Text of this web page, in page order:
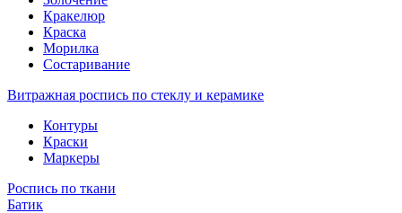
Кракелюр
Краска
Морилка
Состаривание
Витражная роспись по стеклу и керамике
Контуры
Краски
Маркеры
Роспись по ткани
Батик